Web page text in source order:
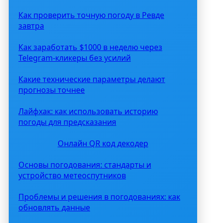
Как проверить точную погоду в Ревде
завтра
Как заработать $1000 в неделю через
Telegram-кликеры без усилий
Какие технические параметры делают
прогнозы точнее
Лайфхак: как использовать историю
погоды для предсказания
Онлайн QR код декодер
Основы погодования: стандарты и
устройство метеоспутников
Проблемы и решения в погодованиях: как
обновлять данные